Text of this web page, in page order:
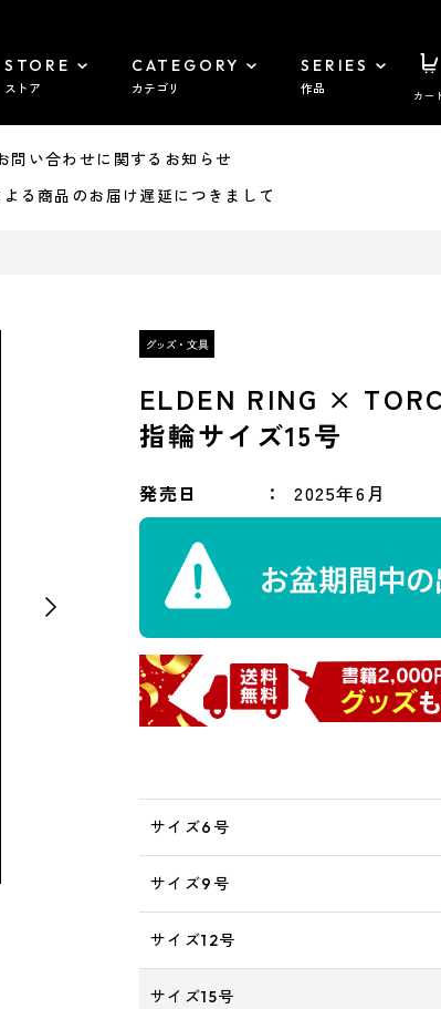
STORE
ストア
CATEGORY
カテゴリ
SERIES
作品 カー
い合わせに関するお知らせ
商品のお届け遅延につきまして
ELDEN RING ×
指輪サイズ15号
発売日 2025年6月
サイズ6号
サイズ9号
サイズ12号
サイズ15号